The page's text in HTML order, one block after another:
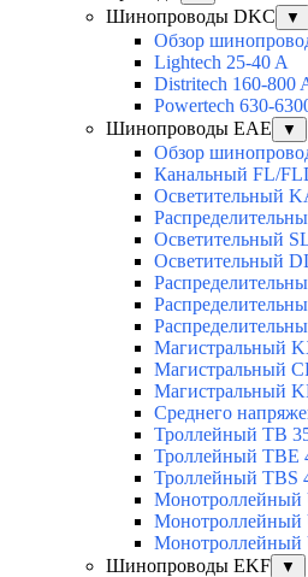
Шинопроводы DKC ▼
Обзор
Lightech 25-40 A
Distritech 160-800
Powertech 630-
Шинопроводы EAE
▼
Обзор
Канальный FL/
Осветительный
Осветительный
Осветительный
Магистральный
Магистральный
Магистральный
Среднего
Троллейный TB
Троллейный TBE
Троллейный TBS
Монотроллейный
Монотроллейный
Монотроллейный
Шинопроводы EKF
▼